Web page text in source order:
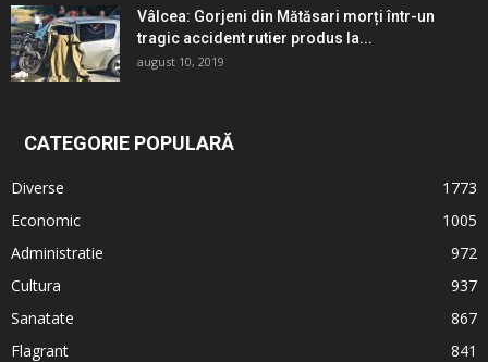
Vâlcea: Gorjeni din Mătăsari morți într-un
tragic accident rutier produs la...
august 10, 2019
CATEGORIE POPULARĂ
Diverse
1773
Economic
1005
Administratie
972
Cultura
937
Sanatate
867
Flagrant
841